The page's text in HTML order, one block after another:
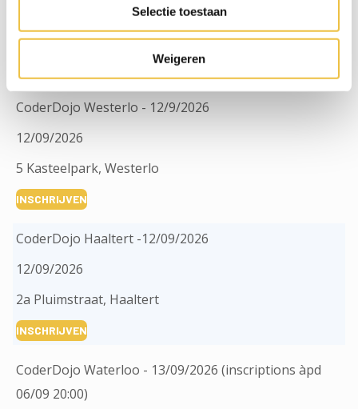
Selectie toestaan
Weigeren
4 Spoorwegstraat, Brugge
CoderDojo Westerlo - 12/9/2026
12/09/2026
5 Kasteelpark, Westerlo
INSCHRIJVEN
CoderDojo Haaltert -12/09/2026
12/09/2026
2a Pluimstraat, Haaltert
INSCHRIJVEN
CoderDojo Waterloo - 13/09/2026 (inscriptions àpd
06/09 20:00)